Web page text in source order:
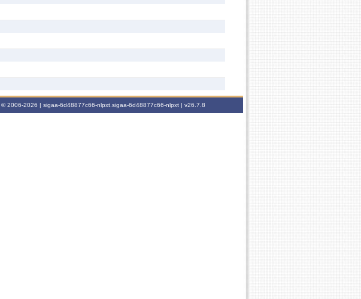
2006-2026 | sigaa-6d48877c66-nlpxt.sigaa-6d48877c66-nlpxt | v26.7.8